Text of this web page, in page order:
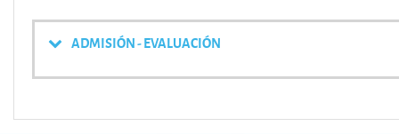
ADMISIÓN - EVALUACIÓN